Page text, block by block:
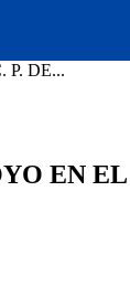
P. DE...
EN